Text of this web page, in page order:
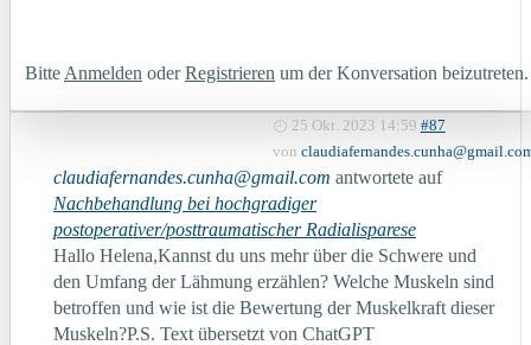
Bitte Anmelden oderRegistrieren um der Konversation beizutreten.
25 Okt. 2023 14:59 #87
von
claudiafernandes.cunha@gmail.com antwortete auf
Nachbehandlung bei hochgradiger
postoperativer/posttraumatischer Radialisparese
Hallo Helena,Kannst du uns mehr über die Schwere und
den Umfang der Lähmung erzählen? Welche Muskeln sind
betroffen und wie ist die Bewertung der Muskelkraft dieser
Muskeln?P.S. Text übersetzt von ChatGPT